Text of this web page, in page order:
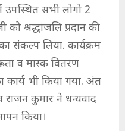
उपस्थित सभी लोगो 2
श्रद्धांजलि प्रदान की
संकल्प लिया. कार्यक्रम
व मास्क वितरण
भी किया गया. अंत
कुमार ने धन्यवाद
किया।